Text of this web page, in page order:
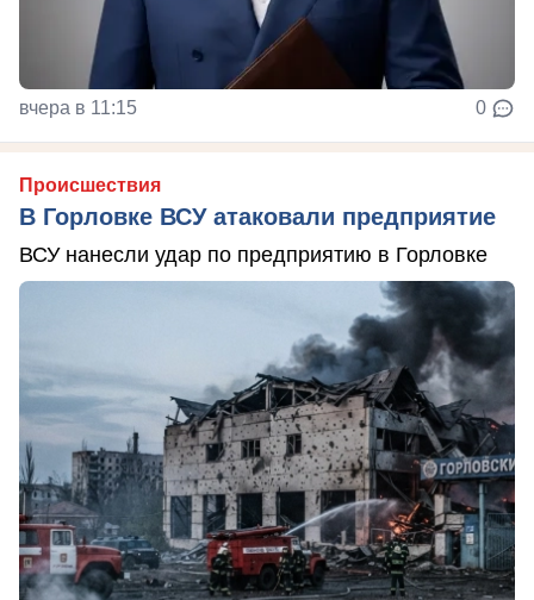
вчера в 11:15 0
Происшествия
В Горловке ВСУ атаковали предприятие
ВСУ нанесли удар по предприятию в Горловке